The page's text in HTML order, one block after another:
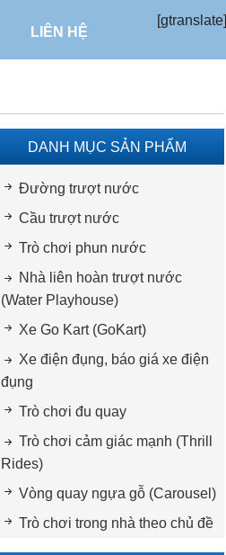
LIÊN HỆ
[gtranslate]
DANH MỤC SẢN PHẨM
Đường trượt nước
Cầu trượt nước
Trò chơi phun nước
Nhà liên hoàn trượt nước
(Water Playhouse)
Xe Go Kart (GoKart)
Xe điện đụng, báo giá xe điện
đụng
Trò chơi đu quay
Trò chơi cảm giác mạnh (Thrill
Rides)
Vòng quay ngựa gỗ (Carousel)
Trò chơi trong nhà theo chủ đề